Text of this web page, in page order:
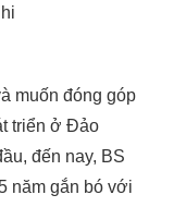
muốn đóng góp
triển ở Đảo
đến nay, BS
năm gắn bó với